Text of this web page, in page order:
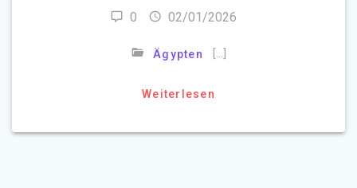
0 02/01/2026
Ägypten
Weiterlesen